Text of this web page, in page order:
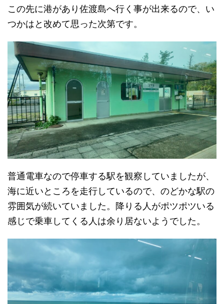
この先に港があり佐渡島へ行く事が出来るので、い
つかはと改めて思った次第です。
普通電車なので停車する駅を観察していましたが、
海に近いところを走行しているので、のどかな駅の
雰囲気が続いていました。降りる人がポツポツいる
感じで乗車してくる人は余り居ないようでした。